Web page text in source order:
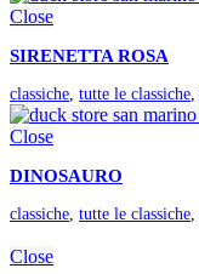
Close
SIRENETTA ROSA
classiche, tutte le classiche,
Close
DINOSAURO
classiche, tutte le classiche,
Close